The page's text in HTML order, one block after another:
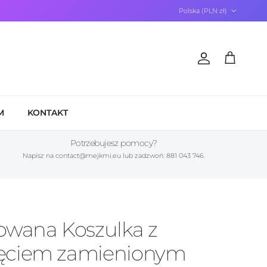
Polska (PLN zł)
KontoKoszyk
KONTAKT
Potrzebujesz pomocy?
Napisz na contact@mejkmi.eu lub zadzwoń: 881 043 746.
Koszulka z
zamienionym